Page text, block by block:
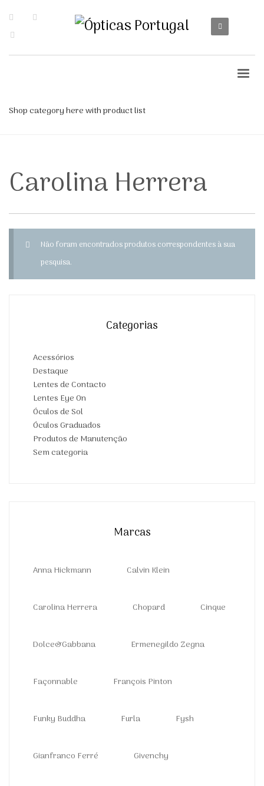
Shop category here with product list
Carolina Herrera
Não foram encontrados produtos correspondentes à sua
pesquisa.
Categorias
Acessórios
Destaque
Lentes de Contacto
Lentes Eye On
Óculos de Sol
Óculos Graduados
Produtos de Manutenção
Sem categoria
Marcas
Anna Hickmann Calvin Klein
Carolina Herrera Chopard Cinque
Dolce&Gabbana Ermenegildo Zegna
Façonnable François Pinton
Funky Buddha Furla Fysh
Gianfranco Ferré Givenchy